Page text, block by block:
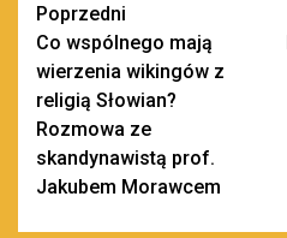
Zobacz
wpisy
Poprzedni
Co wspólnego mają
wierzenia wikingów z
religią Słowian?
Rozmowa ze
skandynawistą prof.
Jakubem Morawcem